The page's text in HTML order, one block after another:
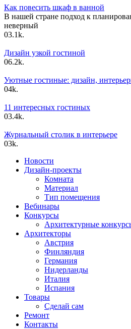
Как повесить шкаф в ванной
В нашей стране подход к
неверный
03.1k.
Дизайн узкой гостиной
06.2k.
Уютные гостиные: дизайн,
04k.
11 интересных гостиных
03.4k.
Журнальный столик в интерьере
03k.
Новости
Дизайн-проекты
Комната
Материал
Тип помещения
Вебинары
Конкурсы
Архитектурные
Архитекторы
Австрия
Финляндия
Германия
Нидерланды
Италия
Испания
Товары
Сделай сам
Ремонт
Контакты